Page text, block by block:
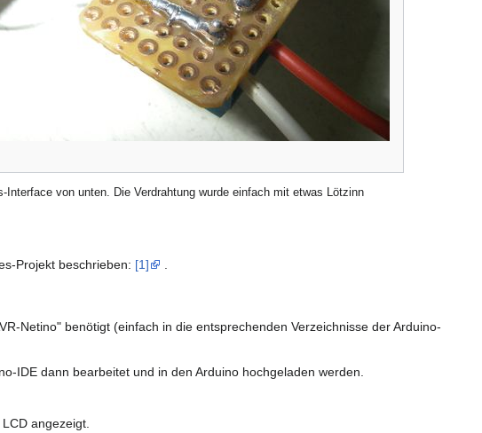
Interface von unten. Die Verdrahtung wurde einfach mit etwas Lötzinn
Projekt beschrieben: [1]
Netino" benötigt (einfach in die entsprechenden Verzeichnisse der Arduino-
IDE dann bearbeitet und in den Arduino hochgeladen werden.
angezeigt.